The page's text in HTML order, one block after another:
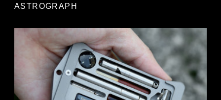
ASTROGRAPH